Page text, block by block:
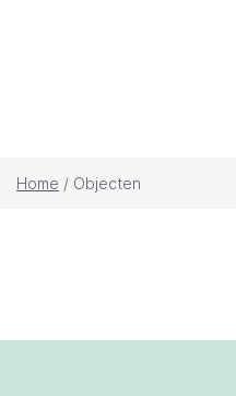
Home / Objecten